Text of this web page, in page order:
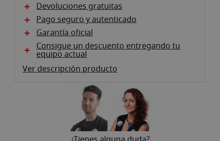
Devoluciones gratuitas
Pago seguro y autenticado
Garantía oficial
Consigue un descuento entregando tu
equipo actual
Ver descripción producto